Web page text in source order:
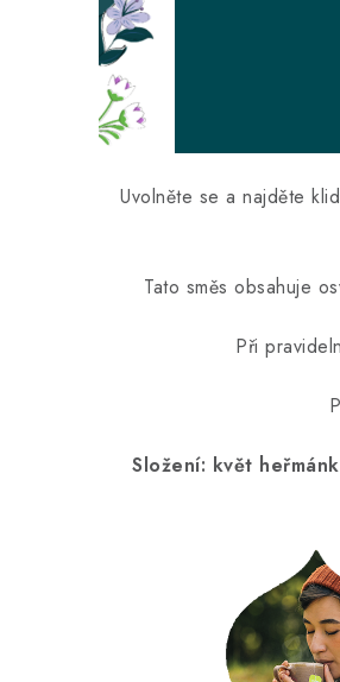
Uvolněte se a najděte
Tato směs obsahuje
Při
Složení: květ